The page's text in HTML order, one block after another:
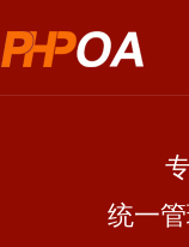
专业
统一